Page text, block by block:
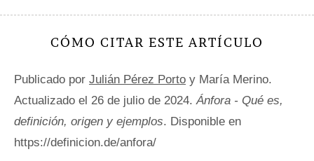
CÓMO CITAR ESTE ARTÍCULO
Publicado por Julián Pérez Porto y María Merino.
Actualizado el 26 de julio de 2024.Ánfora - Qué es,
definición, origen y ejemplos. Disponible en
https://definicion.de/anfora/